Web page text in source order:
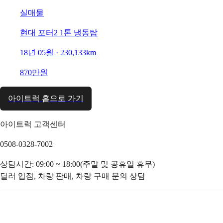
실매물
현대 포터2 1톤 냉동탑
18년 05월 · 230,133km
870만원
아이트럭 홈으로 가기
아이트럭 고객센터
0508-0328-7002
상담시간: 09:00 ~ 18:00(주말 및 공휴일 휴무)
딜러 입점, 차량 판매, 차량 구매 문의 상담